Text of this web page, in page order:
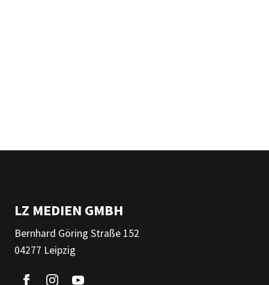
LZ MEDIEN GMBH
Bernhard Göring Straße 152
04277 Leipzig